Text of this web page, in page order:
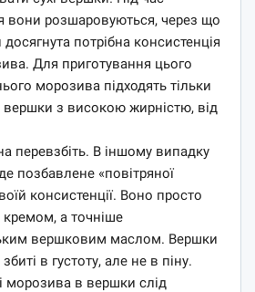
вони розшаровуються, через що
потрібна консистенція
Для приготування цього
морозива підходять тільки
вершки з високою жирністю, від
перевзбіть. В іншому випадку
позбавлене «повітряної
консистенції. Воно просто
а точніше
вершковим маслом. Вершки
в густоту, але не в піну.
морозива в вершки слід